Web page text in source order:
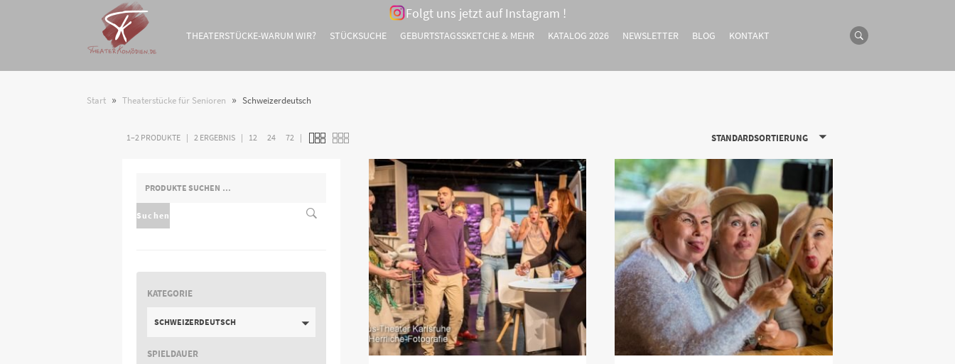
Folgt uns jetzt auf Instagram !
THEATERSTÜCKE-WARUM WIR? STÜCKSUCHE GEBURTSTAGSSKETCHE & MEHR KATALOG 2026 NEWSLETTER BLOG KONTAKT
Start » Theaterstücke für Senioren » Schweizerdeutsch
1–2 PRODUKTE 2 ERGEBNIS 12 24 72 STANDARDSORTIERUNG
SUCHEN
NACH:
Suchen
KATEGORIE
SCHWEIZERDEUTSCH
SPIELDAUER